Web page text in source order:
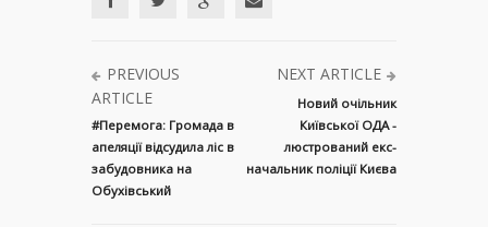
PREVIOUS
ARTICLE
#Перемога: Громада в
апеляції відсудила ліс в
забудовника на
Обухівський
NEXT ARTICLE
Новий очільник
Київської ОДА -
люстрований екс-
начальник поліції Києва